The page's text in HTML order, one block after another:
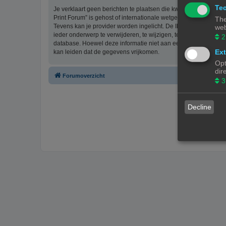
Je verklaart geen berichten te plaatsen die kwetsend,
Print Forum” is gehost of internationale wetgeving kunnen
Tevens kan je provider worden ingelicht. De IP-adressen van
ieder onderwerp te verwijderen, te wijzigen, te sluiten of te
database. Hoewel deze informatie niet aan een derde partij
kan leiden dat de gegevens vrijkomen.
Forumoverzicht
2
3
Decline